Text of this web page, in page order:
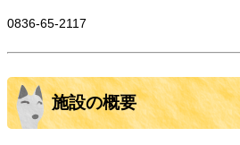
0836-65-2117
施設の概要